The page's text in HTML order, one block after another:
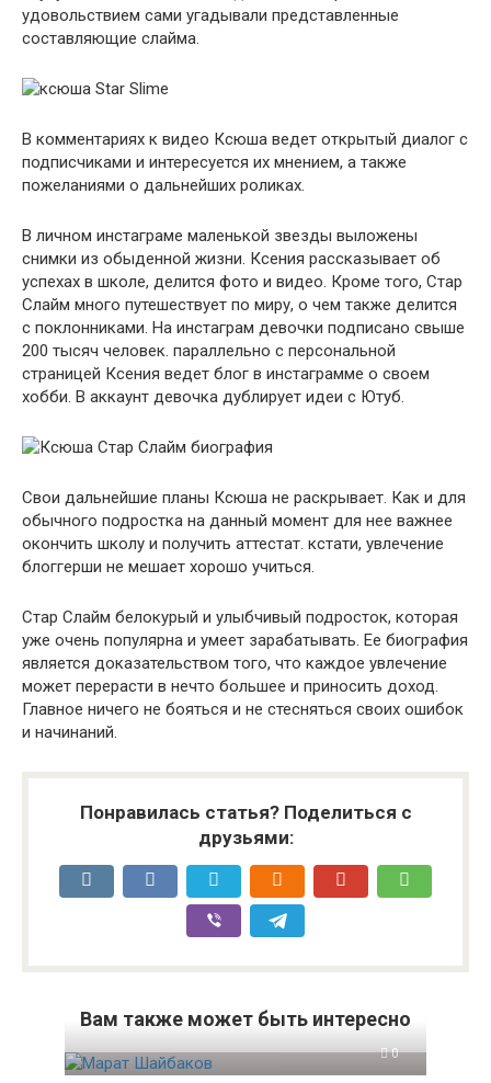
удовольствием сами угадывали представленные
составляющие слайма.
В комментариях к видео Ксюша ведет открытый диалог с
подписчиками и интересуется их мнением, а также
пожеланиями о дальнейших роликах.
В личном инстаграме маленькой звезды выложены
снимки из обыденной жизни. Ксения рассказывает об
успехах в школе, делится фото и видео. Кроме того, Стар
Слайм много путешествует по миру, о чем также делится
с поклонниками. На инстаграм девочки подписано свыше
200 тысяч человек. параллельно с персональной
страницей Ксения ведет блог в инстаграмме о своем
хобби. В аккаунт девочка дублирует идеи с Ютуб.
Свои дальнейшие планы Ксюша не раскрывает. Как и для
обычного подростка на данный момент для нее важнее
окончить школу и получить аттестат. кстати, увлечение
блоггерши не мешает хорошо учиться.
Стар Слайм белокурый и улыбчивый подросток, которая
уже очень популярна и умеет зарабатывать. Ее биография
является доказательством того, что каждое увлечение
может перерасти в нечто большее и приносить доход.
Главное ничего не бояться и не стесняться своих ошибок
и начинаний.
Понравилась статья? Поделиться с
друзьями:
Вам также может быть интересно
0